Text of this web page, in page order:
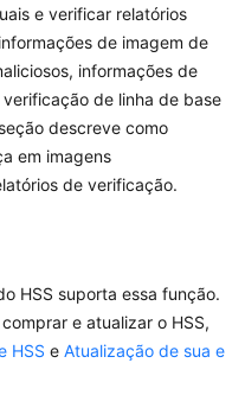
e verificar relatórios
de imagem de
informações de
de linha de base
descreve como
em imagens
de verificação.
HSS suporta essa função.
e atualizar o HSS,
HSS e Atualização de sua e